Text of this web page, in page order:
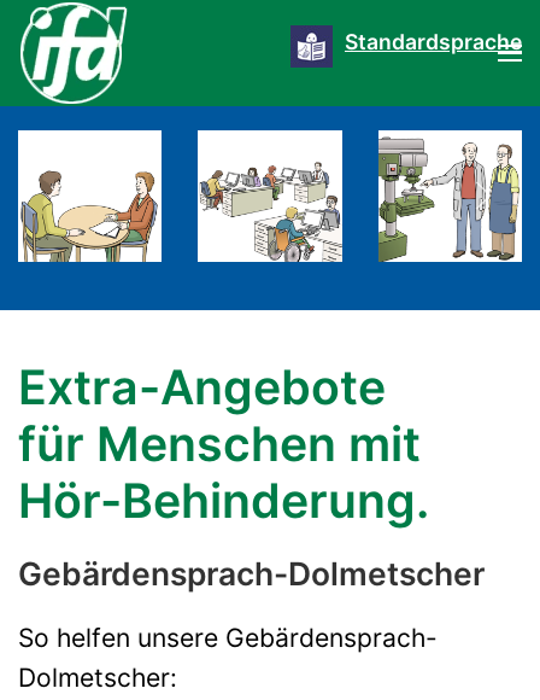
Standardsprache
Extra-Angebote
für Menschen mit
Hör-Behinderung.
Gebärdensprach-Dolmetscher
So helfen unsere Gebärdensprach-
Dolmetscher: